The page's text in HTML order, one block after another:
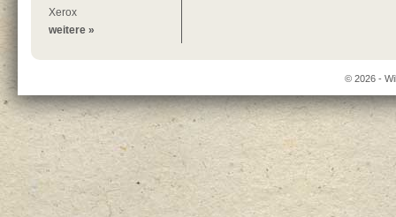
Xerox
weitere »
© 2026 -